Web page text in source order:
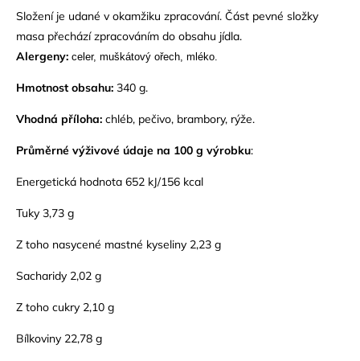
Složení je udané v okamžiku zpracování. Část pevné složky
masa přechází zpracováním do obsahu jídla.
Alergeny: celer, muškátový ořech, mléko.
Hmotnost obsahu: 340 g.
Vhodná příloha: chléb, pečivo, brambory, rýže.
Průměrné výživové údaje na 100 g výrobku:
Energetická hodnota 652 kJ/156 kcal
Tuky 3,73 g
Z toho nasycené mastné kyseliny 2,23 g
Sacharidy 2,02 g
Z toho cukry 2,10 g
Bílkoviny 22,78 g